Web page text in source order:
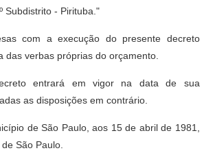
Subdistrito - Pirituba."
com a execução do presente decreto
das verbas próprias do orçamento.
entrará em vigor na data de sua
as disposições em contrário.
de São Paulo, aos 15 de abril de 1981,
São Paulo.